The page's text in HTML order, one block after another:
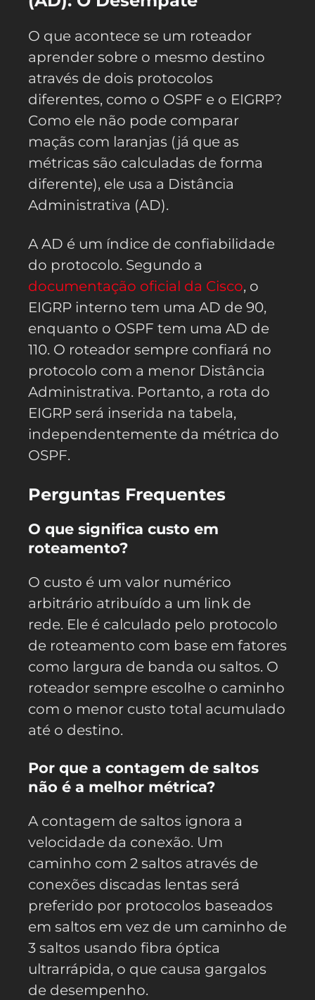
O que acontece se um roteador
aprender sobre o mesmo destino
através de dois protocolos
diferentes, como o OSPF e o EIGRP?
Como ele não pode comparar
maçãs com laranjas (já que as
métricas são calculadas de forma
diferente), ele usa a Distância
Administrativa (AD).
A AD é um índice de confiabilidade
do protocolo. Segundo a
documentação oficial da Cisco, o
EIGRP interno tem uma AD de 90,
enquanto o OSPF tem uma AD de
110. O roteador sempre confiará no
protocolo com a menor Distância
Administrativa. Portanto, a rota do
EIGRP será inserida na tabela,
independentemente da métrica do
OSPF.
Perguntas Frequentes
O que significa custo em
roteamento?
O custo é um valor numérico
arbitrário atribuído a um link de
rede. Ele é calculado pelo protocolo
de roteamento com base em fatores
como largura de banda ou saltos. O
roteador sempre escolhe o caminho
com o menor custo total acumulado
até o destino.
Por que a contagem de saltos
não é a melhor métrica?
A contagem de saltos ignora a
velocidade da conexão. Um
caminho com 2 saltos através de
conexões discadas lentas será
preferido por protocolos baseados
em saltos em vez de um caminho de
3 saltos usando fibra óptica
ultrarrápida, o que causa gargalos
de desempenho.